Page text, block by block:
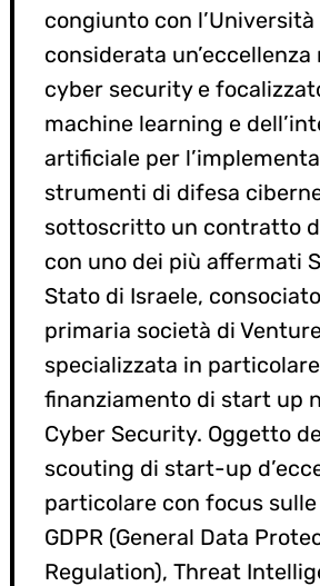
congiunto con l’Università
considerata
cyber security e
machine learning e
artificiale per
strumenti di difesa
sottoscritto un contratto
con uno dei più affermati
Stato di Israele,
primaria società di
specializzata in
finanziamento di start up
Cyber Security. Oggetto
scouting di start-up
particolare con focus
GDPR (General Data
Regulation), Threat